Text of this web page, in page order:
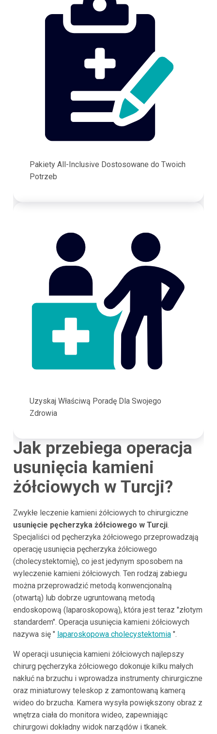
Pakiety All-Inclusive Dostosowane do Twoich
Potrzeb
Uzyskaj Właściwą Poradę Dla Swojego
Zdrowia
Jak przebiega operacja
usunięcia kamieni
żółciowych w Turcji?
Zwykłe leczenie kamieni żółciowych to chirurgiczne
usunięcie pęcherzyka żółciowego w Turcji.
Specjaliści od pęcherzyka żółciowego przeprowadzają
operację usunięcia pęcherzyka żółciowego
(cholecystektomię), co jest jedynym sposobem na
wyleczenie kamieni żółciowych. Ten rodzaj zabiegu
można przeprowadzić metodą konwencjonalną
(otwartą) lub dobrze ugruntowaną metodą
endoskopową (laparoskopową), która jest teraz "złotym
standardem". Operacja usunięcia kamieni żółciowych
nazywa się " laparoskopowa cholecystektomia".
W operacji usunięcia kamieni żółciowych najlepszy
chirurg pęcherzyka żółciowego dokonuje kilku małych
nakłuć na brzuchu i wprowadza instrumenty chirurgiczne
oraz miniaturowy teleskop z zamontowaną kamerą
wideo do brzucha. Kamera wysyła powiększony obraz z
wnętrza ciała do monitora wideo, zapewniając
chirurgowi dokładny widok narządów i tkanek.